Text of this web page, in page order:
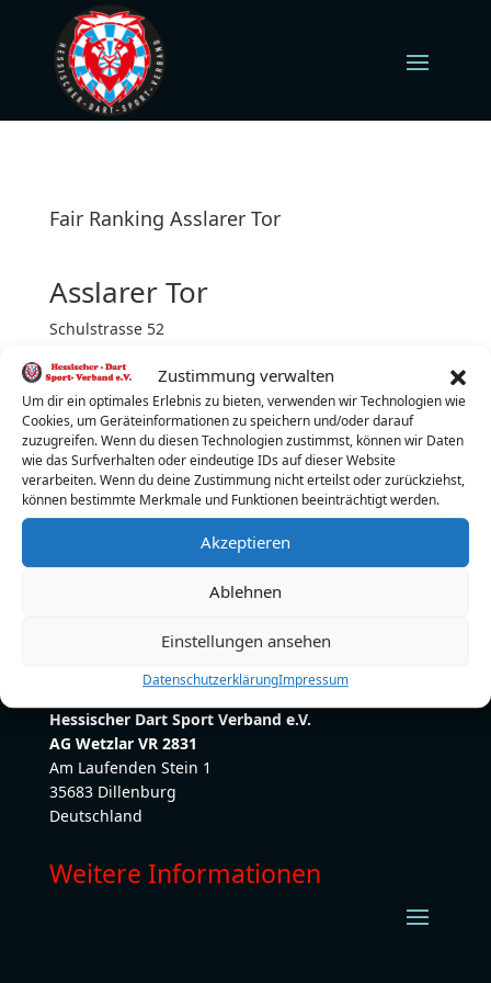
Zustimmung verwalten
Um dir ein optimales Erlebnis zu bieten, verwenden wir Technologien wie
Cookies, um Geräteinformationen zu speichern und/oder darauf
zuzugreifen. Wenn du diesen Technologien zustimmst, können wir Daten
wie das Surfverhalten oder eindeutige IDs auf dieser Website
verarbeiten. Wenn du deine Zustimmung nicht erteilst oder zurückziehst,
können bestimmte Merkmale und Funktionen beeinträchtigt werden.
Akzeptieren
Ablehnen
Einstellungen ansehen
DatenschutzerklärungImpressum
Fair Ranking Asslarer Tor
Asslarer Tor
Schulstrasse 52
Mittwoch (jeden)
Turnierbeginn: 19:00 Uhr
Turnierleiter:Stefan Trommershäuser
Telefon:15738764954
E-Mail: s.trommershaeser@freenet.de
Hessischer Dart Sport Verband e.V.
AG Wetzlar VR 2831
Am Laufenden Stein 1
35683 Dillenburg
Deutschland
Weitere Informationen